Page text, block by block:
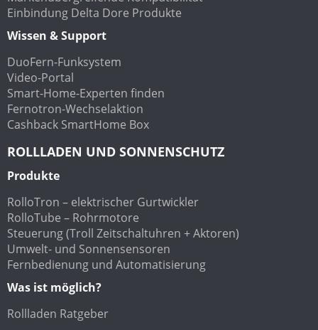
Einbindung Delta Dore Produkte
Wissen & Support
DuoFern-Funksystem
Video-Portal
Smart-Home-Experten finden
Fernotron-Wechselaktion
Cashback SmartHome Box
ROLLLADEN UND SONNENSCHUTZ
Produkte
RolloTron – elektrischer Gurtwickler
RolloTube – Rohrmotore
Steuerung (Troll Zeitschaltuhren + Aktoren)
Umwelt- und Sonnensensoren
Fernbedienung und Automatisierung
Was ist möglich?
Rollladen Ratgeber